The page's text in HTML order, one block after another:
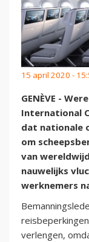
15 april 2020 -
GENÈVE -
International
dat nationale
om
van
nauwelijks
werknemers
verlengen,